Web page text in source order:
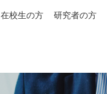
在校生の方 研究者の方